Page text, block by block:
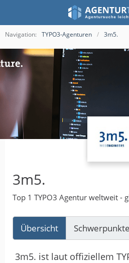
Navigation: TYPO3-Agenturen 3m5.
3m5.
Top 1 TYPO3 Agentur weltweit -
Übersicht Schwerpunkte
3m5. ist laut offiziellem